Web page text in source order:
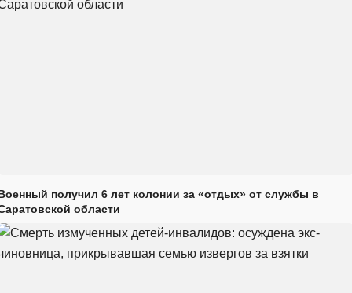
получил 6 лет колонии за «отдых» от службы в
области